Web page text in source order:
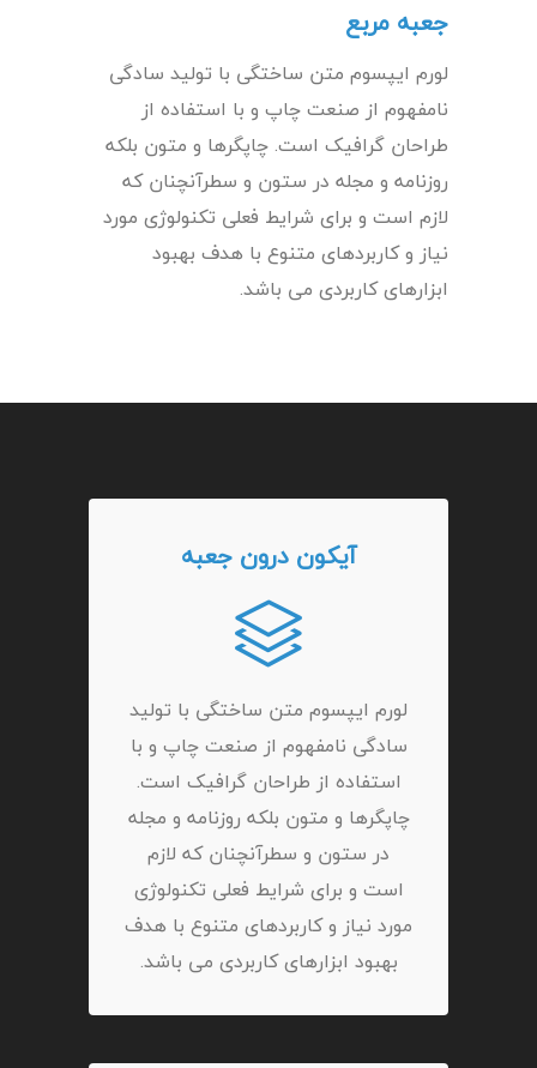
جعبه مربع
لورم ایپسوم متن ساختگی با تولید سادگی
نامفهوم از صنعت چاپ و با استفاده از
طراحان گرافیک است. چاپگرها و متون بلکه
روزنامه و مجله در ستون و سطرآنچنان که
لازم است و برای شرایط فعلی تکنولوژی مورد
نیاز و کاربردهای متنوع با هدف بهبود
ابزارهای کاربردی می باشد.
آیکون درون جعبه
لورم ایپسوم متن ساختگی با تولید
سادگی نامفهوم از صنعت چاپ و با
استفاده از طراحان گرافیک است.
چاپگرها و متون بلکه روزنامه و مجله
در ستون و سطرآنچنان که لازم
است و برای شرایط فعلی تکنولوژی
مورد نیاز و کاربردهای متنوع با هدف
بهبود ابزارهای کاربردی می باشد.